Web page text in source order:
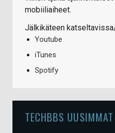
mobiiliaiheet.
Jälkikäteen
Youtube
iTunes
Spotify
TECHBBS